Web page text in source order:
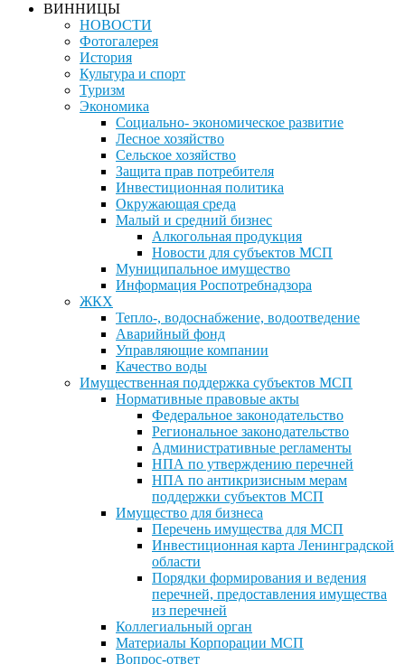
ВИННИЦЫ
НОВОСТИ
Фотогалерея
История
Культура и спорт
Туризм
Экономика
Социально- экономическое развитие
Лесное хозяйство
Сельское хозяйство
Защита прав потребителя
Инвестиционная политика
Окружающая среда
Малый и средний бизнес
Алкогольная продукция
Новости для субъектов МСП
Муниципальное имущество
Информация Роспотребнадзора
ЖКХ
Тепло-, водоснабжение, водоотведение
Аварийный фонд
Управляющие компании
Качество воды
Имущественная поддержка субъектов МСП
Нормативные правовые акты
Федеральное законодательство
Региональное законодательство
Административные регламенты
НПА по утверждению перечней
НПА по антикризисным мерам
поддержки субъектов МСП
Имущество для бизнеса
Перечень имущества для МСП
Инвестиционная карта Ленинградской
области
Порядки формирования и ведения
перечней, предоставления имущества
из перечней
Коллегиальный орган
Материалы Корпорации МСП
Вопрос-ответ